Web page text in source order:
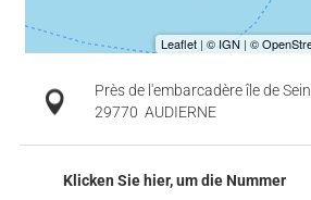
Près de l'embarcadère île de Sein
29770 AUDIERNE
Klicken Sie hier, um die Nummer